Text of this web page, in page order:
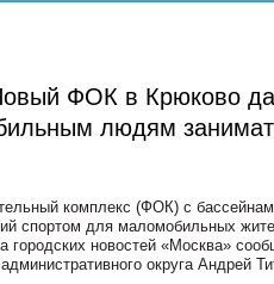
ФОК в Крюково
людям
комплекс (ФОК) с
спортом для маломобильных
городских новостей «Москва»
округа Андрей